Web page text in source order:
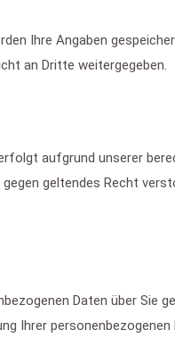
Ihre Angaben
an Dritte weitergegeben.
aufgrund unserer
geltendes Recht
Daten über Sie
Ihrer